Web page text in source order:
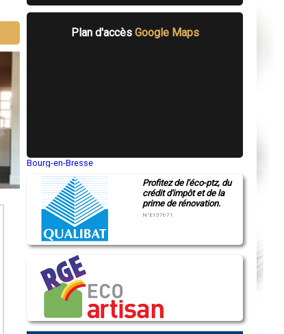
Plan d'accès Google Maps
Bourg-en-Bresse
Montluçon
Manosque
Gap
Charleville-Mézières
Pamiers
Narbonne
Rodez
Marseille
Caen
Angoulême
La Rochelle
Profitez de l'éco-ptz, du
crédit d'impôt et de la
prime de rénovation.
N°E157671